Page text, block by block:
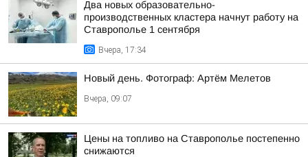
Два новых образовательно-
производственных кластера начнут работу на
Ставрополье 1 сентября
Вчера, 17:34
Новый день. Фотограф: Артём Мелетов
Вчера, 09:07
Цены на топливо на Ставрополье постепенно
снижаются